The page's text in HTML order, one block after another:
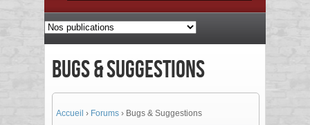
Bugs & Suggestions
Accueil › Forums › Bugs & Suggestions